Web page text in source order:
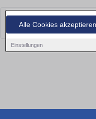
Alle Cookies akzeptieren
Einstellungen
Leider konnten wir derzeit
bald wieder vorbei!